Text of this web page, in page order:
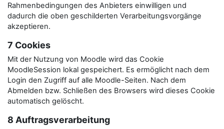
Rahmenbedingungen des Anbieters einwilligen und
dadurch die oben geschilderten Verarbeitungsvorgänge
akzeptieren.
7 Cookies
Mit der Nutzung von Moodle wird das Cookie
MoodleSession lokal gespeichert. Es ermöglicht nach dem
Login den Zugriff auf alle Moodle-Seiten. Nach dem
Abmelden bzw. Schließen des Browsers wird dieses Cookie
automatisch gelöscht.
8 Auftragsverarbeitung